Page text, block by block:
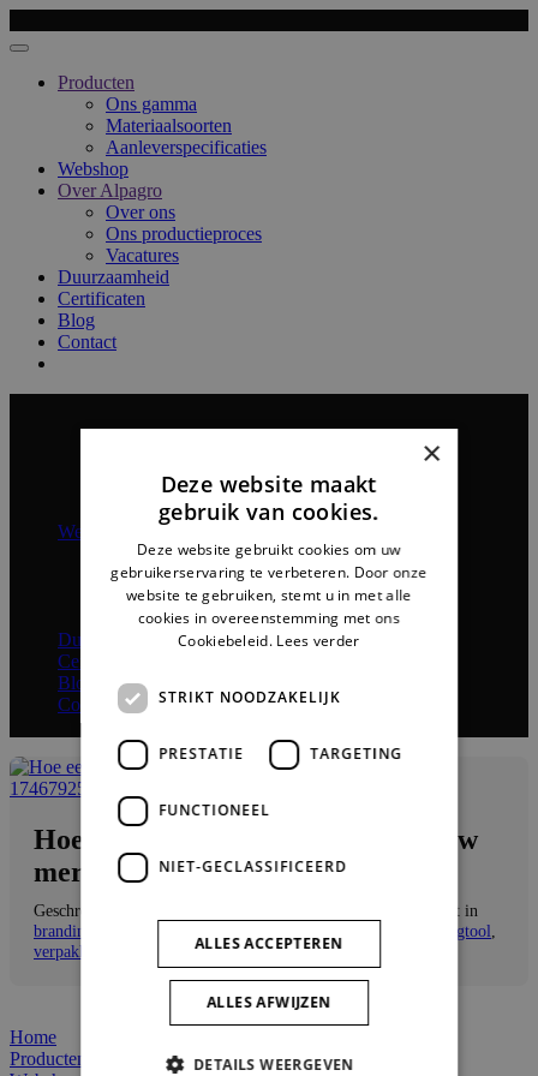
Producten
Ons gamma
Materiaalsoorten
Aanleverspecificaties
Webshop
Over Alpagro
Over ons
Ons productieproces
Vacatures
Duurzaamheid
Certificaten
Blog
Contact
Materiaalsoorten
Aanleverspecificaties
Webshop
Over Alpagro
Over ons
Ons productieproces
Vacatures
Duurzaamheid
Certificaten
Blog
Contact
Hoe een goed verpakkingsdesign uw
merk versterkt
Geschreven door
. Gepost in
branding
verpakking als marketingtool
verpakkingsdesign
Home
Producten
×
Deze website maakt
gebruik van cookies.
Deze website gebruikt cookies om uw
gebruikerservaring te verbeteren. Door onze
website te gebruiken, stemt u in met alle
cookies in overeenstemming met ons
Cookiebeleid. Lees verder
STRIKT NOODZAKELIJK
PRESTATIE TARGETING
FUNCTIONEEL
NIET-GECLASSIFICEERD
ALLES ACCEPTEREN
ALLES AFWIJZEN
DETAILS WEERGEVEN